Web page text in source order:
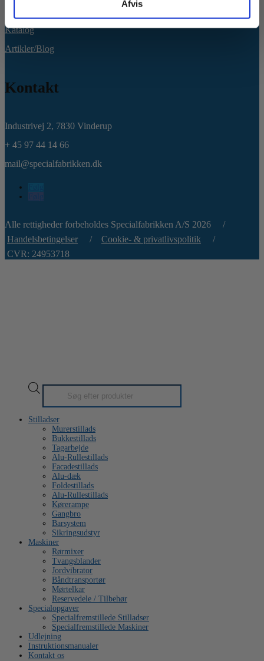
Afvis
Katalog
Artikler/Blog
Kontakt
Industrivej 2, 7830 Vinderup
+ 45 97 44 14 66
mail@specialfabrikken.dk
Følg
Alle rettigheder forbeholdes Specialfabrikken A/S 2026 /
Handelsbetingelser / Cookie- & privatlivspolitik /
CVR: 24953718
Products
Stilladser
Murerstillads
Bukkestillads
Tagarbejde
Alu-Rullestillads
Facadestillads
Alu-dæk
Foldestillads
Alu-Rullestillads
Kørerampe
Gangbro
Barsystem
Sikringsudstyr
Maskiner
Rørmixer
Tvangsblander
Jordvibrator
Båndtransportør
Mørtelkar
Reservedele / Tilbehør
Specialopgaver
Specialfremstillede Stilladser
Specialfremstillede Maskiner
Udlejning
Instruktionsmanualer
Kontakt os